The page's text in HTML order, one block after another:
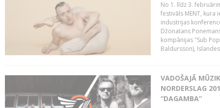
No 1. līdz 3.
festivāls MENT, kura
industrijas
Džonatans
kompānijas "Sub
Baldursson),
VADOŠAJĀ
NORDERSLAG
“DAGAMBA”